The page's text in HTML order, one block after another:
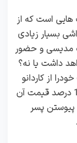
است که از
بسیار زیادی
مدیسی و حضور
داشت یا نه؟
از کاردانو
به صورت رسمی اعلام کرد نزدیک به 15 درصد قیمت آن
پسر